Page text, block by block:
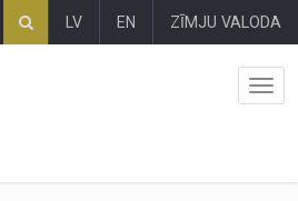
LV EN ZĪMJU VALODA